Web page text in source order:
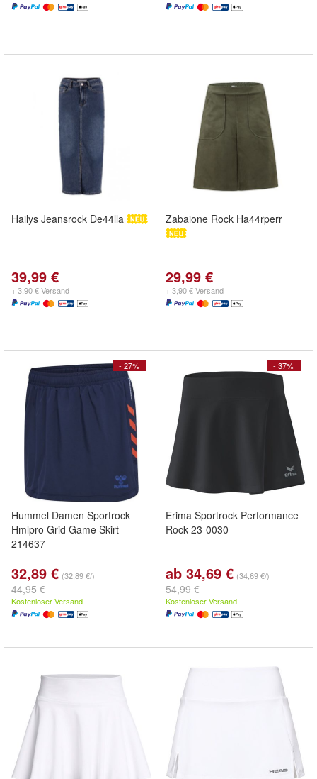
Hailys Jeansrock De44lla
39,99 €
+ 3,90 € Versand
Zabaione Rock Ha44rperr
29,99 €
+ 3,90 € Versand
- 27%
Hummel Damen Sportrock
Hmlpro Grid Game Skirt
214637
32,89 € (32,89 €/)
44,95 €
Kostenloser Versand
- 37%
Erima Sportrock Performance
Rock 23-0030
ab 34,69 € (34,69 €/)
54,99 €
Kostenloser Versand